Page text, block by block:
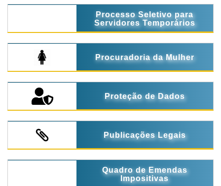
Processo Seletivo para
Servidores Temporários
Procuradoria da Mulher
Proteção de Dados
Publicações Legais
Quadro de Emendas
Impositivas